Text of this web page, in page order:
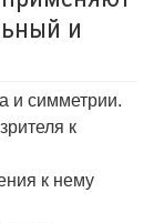
и
и симметрии.
к
к нему